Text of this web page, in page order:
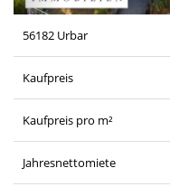
56182 Urbar
Kaufpreis
Kaufpreis pro m²
Jahresnettomiete